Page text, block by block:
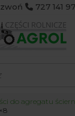
727 141
do agregatu